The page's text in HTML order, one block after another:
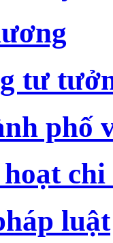
tư
phố
chi
luật